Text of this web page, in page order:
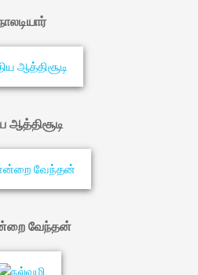
ஆத்திசூடி
வேந்தன்